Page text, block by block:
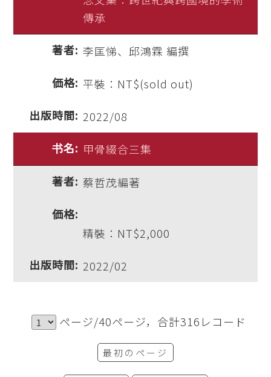
傳承
李匡悌、邱鴻霖 編撰
平裝：NT$(sold out)
2022/08
甲骨綴合三集
蔡哲茂編著
精裝：NT$2,000
2022/02
ページ/40ページ，合計316レコード
最初のページ